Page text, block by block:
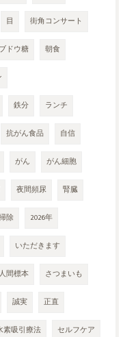
目 街角コンサート
ブドウ糖 朝食
鉄分 ランチ
抗がん食品 自信
がん がん細胞
夜間頻尿 腎臓
除 2026年
いただきます
間標本 さつまいも
誠実 正直
素吸引療法 セルフケア